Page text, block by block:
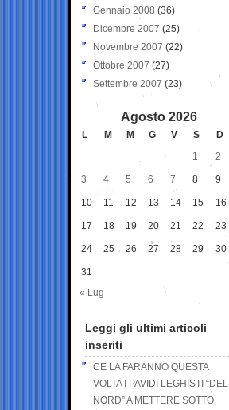
Gennaio 2008 (36)
Dicembre 2007 (25)
Novembre 2007 (22)
Ottobre 2007 (27)
Settembre 2007 (23)
Agosto 2026
L M M G V S
D
1
2
3 4 5 6 7 8 9
10 11 12 13 14 15 16
17 18 19 20 21 22 23
24 25 26 27 28 29 30
31
« Lug
Leggi gli ultimi articoli
inseriti
CE LA FARANNO QUESTA
VOLTA I PAVIDI LEGHISTI “DEL
NORD” A METTERE SOTTO